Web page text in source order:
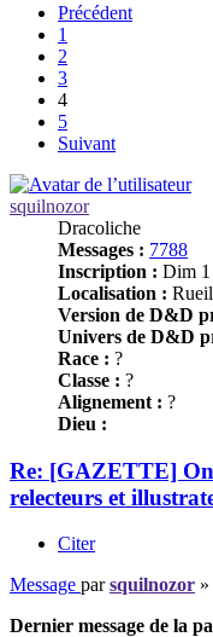
Précédent
1
2
3
4
5
Suivant
squilnozor
Dracoliche
Messages : 7788
Inscription : Dim 1
Localisation :
Version de D&D
Univers de D&D
Race : ?
Classe : ?
Alignement : ?
Dieu :
Re: [GAZETTE] On
relecteurs et
Citer
Message parsquilnozor »
Dernier message de la